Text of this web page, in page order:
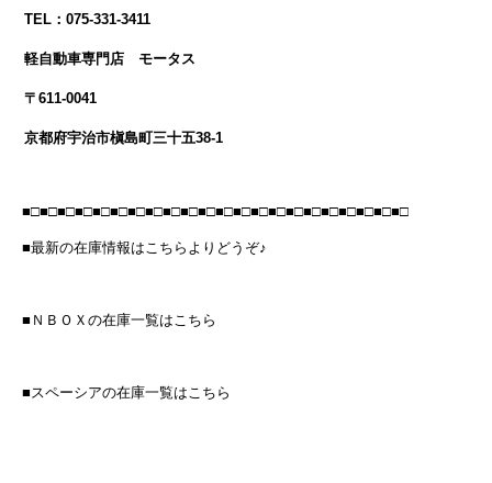
TEL：075-331-3411
軽自動車専門店 モータス
〒611-0041
京都府宇治市槇島町三十五38-1
■□■□■□■□■□■□■□■□■□■□■□■□■□■□■□■□■□■□■□■□■□■□
■最新の在庫情報はこちらよりどうぞ♪
■ＮＢＯＸの在庫一覧はこちら
■スペーシアの在庫一覧はこちら